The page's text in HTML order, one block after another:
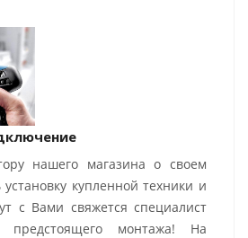
нашего магазина о своем
купленной техники и
с Вами свяжется специалист
предстоящего монтажа! На